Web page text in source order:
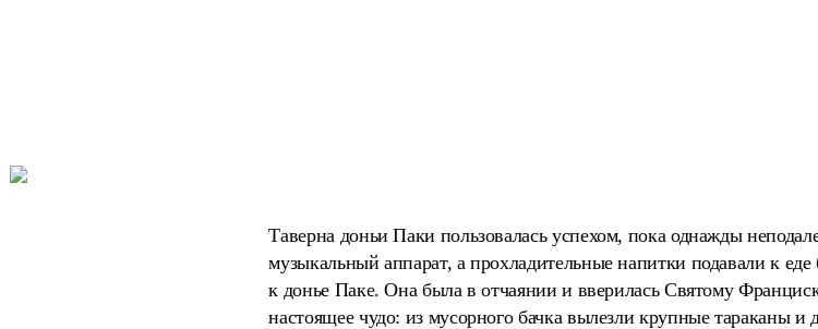
Таверна доньи Паки пользовалась успехом, пока однажды
музыкальный аппарат, а прохладительные напитки подавали к
к донье Паке. Она была в отчаянии и вверилась Святому
настоящее чудо: из мусорного бачка вылезли крупные тараканы и